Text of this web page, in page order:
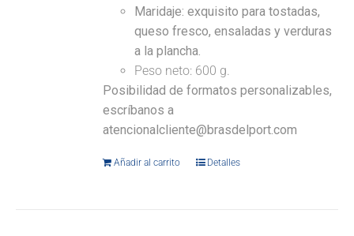
Maridaje: exquisito para tostadas,
queso fresco, ensaladas y verduras
a la plancha.
Peso neto: 600 g.
Posibilidad de formatos personalizables,
escríbanos a
atencionalcliente@brasdelport.com
Añadir al carrito Detalles